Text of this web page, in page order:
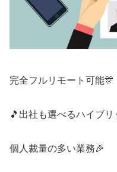
完全フルリモート可能🎊
🎵出社も選べるハイブ
個人裁量の多い業務🎉